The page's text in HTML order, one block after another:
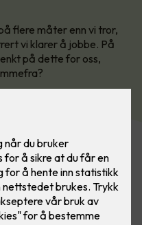
flere måter enn vi tror,
vi klarer å jobbe. På
på dette for oss,